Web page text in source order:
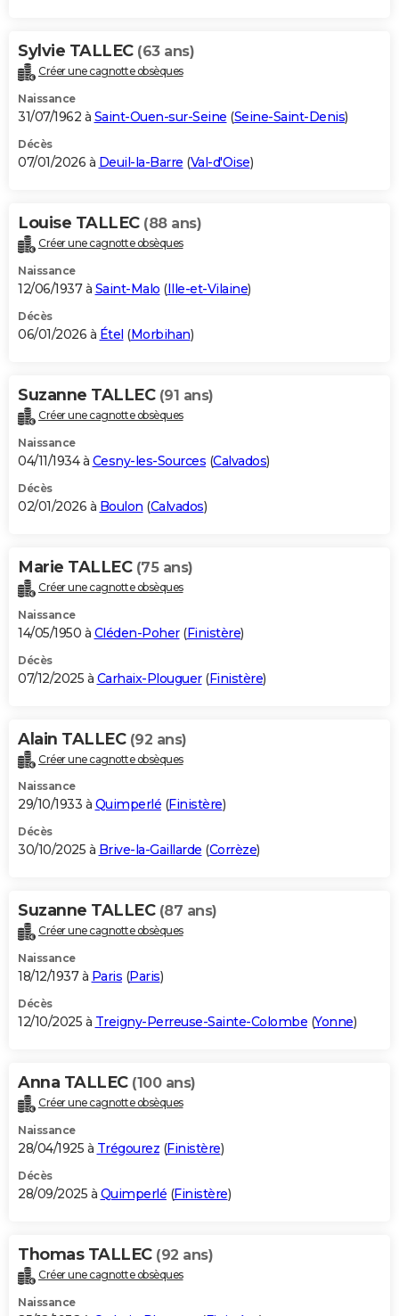
Sylvie TALLEC (63 ans)
Créer une cagnotte obsèques
Naissance
31/07/1962 à Saint-Ouen-sur-Seine (Seine-Saint-Denis)
Décès
07/01/2026 à Deuil-la-Barre (Val-d'Oise)
Louise TALLEC (88 ans)
Créer une cagnotte obsèques
Naissance
12/06/1937 à Saint-Malo (Ille-et-Vilaine)
Décès
06/01/2026 à Étel (Morbihan)
Suzanne TALLEC (91 ans)
Créer une cagnotte obsèques
Naissance
04/11/1934 à Cesny-les-Sources (Calvados)
Décès
02/01/2026 à Boulon (Calvados)
Marie TALLEC (75 ans)
Créer une cagnotte obsèques
Naissance
14/05/1950 à Cléden-Poher(Finistère)
Décès
07/12/2025 à Carhaix-Plouguer(Finistère)
Alain TALLEC (92 ans)
Créer une cagnotte obsèques
Naissance
29/10/1933 à Quimperlé (Finistère)
Décès
30/10/2025 à Brive-la-Gaillarde (Corrèze)
Suzanne TALLEC (87 ans)
Créer une cagnotte obsèques
Naissance
18/12/1937 à Paris (Paris)
Décès
12/10/2025 à Treigny-Perreuse-Sainte-Colombe (Yonne)
Anna TALLEC (100 ans)
Créer une cagnotte obsèques
Naissance
28/04/1925 à Trégourez (Finistère)
Décès
28/09/2025 à Quimperlé (Finistère)
Thomas TALLEC (92 ans)
Créer une cagnotte obsèques
Naissance